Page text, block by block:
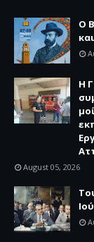
Ο
H
August 05, 2026